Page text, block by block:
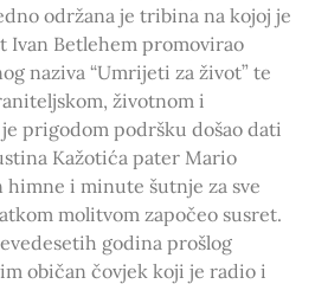
održana je tribina na kojoj je
Ivan Betlehem promovirao
naziva “Umrijeti za život” te
životnom i
prigodom podršku došao dati
Kažotića pater Mario
i minute šutnje za sve
molitvom započeo susret.
godina prošlog
običan čovjek koji je radio i